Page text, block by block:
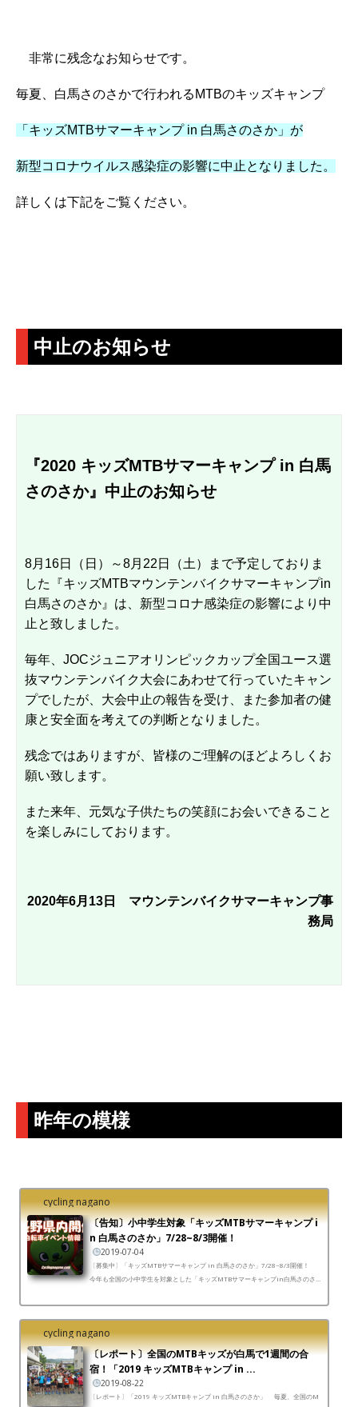
非常に残念なお知らせです。
毎夏、白馬さのさかで行われるMTBのキッズキャンプ
「キッズMTBサマーキャンプ in 白馬さのさか」が
新型コロナウイルス感染症の影響に中止となりました。
詳しくは下記をご覧ください。
中止のお知らせ
『2020 キッズMTBサマーキャンプ in 白馬
さのさか』中止のお知らせ
8月16日（日）～8月22日（土）まで予定しておりま
した『キッズMTBマウンテンバイクサマーキャンプin
白馬さのさか』は、新型コロナ感染症の影響により中
止と致しました。
毎年、JOCジュニアオリンピックカップ全国ユース選
抜マウンテンバイク大会にあわせて行っていたキャン
プでしたが、大会中止の報告を受け、また参加者の健
康と安全面を考えての判断となりました。
残念ではありますが、皆様のご理解のほどよろしくお
願い致します。
また来年、元気な子供たちの笑顔にお会いできること
を楽しみにしております。
2020年6月13日 マウンテンバイクサマーキャンプ事
務局
昨年の模様
cycling nagano
〔告知〕小中学生対象「キッズMTBサマーキャンプ i
n 白馬さのさか」7/28~8/3開催！
2019-07-04
〔募集中〕「キッズMTBサマーキャンプ in 白馬さのさか」7/28~8/3開催！
今年も全国の小中学生を対象とした「キッズMTBサマーキャンプin白馬さのさ
cycling nagano
〔レポート〕全国のMTBキッズが白馬で1週間の合
宿！「2019 キッズMTBキャンプ in ...
2019-08-22
〔レポート〕「2019 キッズMTBキャンプ in 白馬さのさか」 毎夏、全国のM